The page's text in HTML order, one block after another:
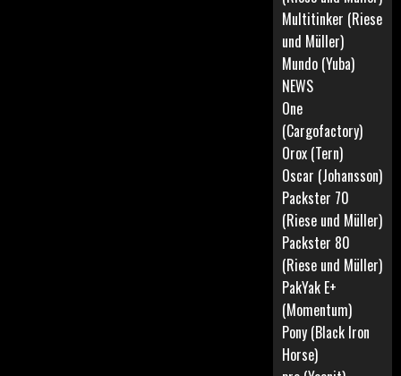
Multitinker (Riese
und Müller)
Mundo (Yuba)
NEWS
One
(Cargofactory)
Orox (Tern)
Oscar (Johansson)
Packster 70
(Riese und Müller)
Packster 80
(Riese und Müller)
PakYak E+
(Momentum)
Pony (Black Iron
Horse)